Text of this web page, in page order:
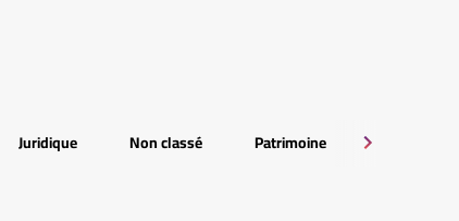
Juridique Non classé Patrimoine